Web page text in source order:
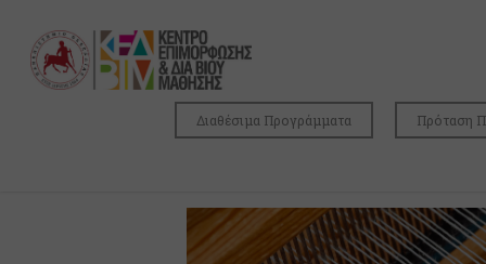
Διαθέσιμα Προγράμματα Πρόταση